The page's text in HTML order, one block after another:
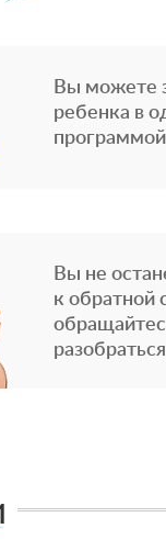
Вы можете
ребенка в
Вы не
к обратной